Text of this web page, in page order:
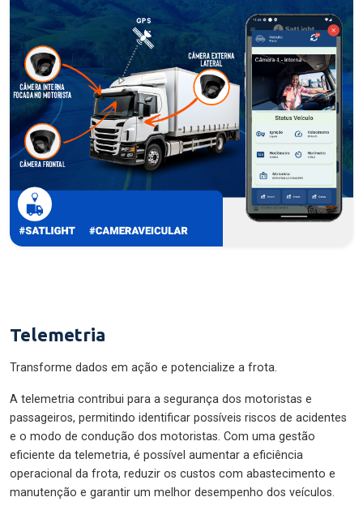
Telemetria
Transforme dados em ação e potencialize a frota.
A telemetria contribui para a segurança dos motoristas e
passageiros, permitindo identificar possíveis riscos de acidentes
e o modo de condução dos motoristas. Com uma gestão
eficiente da telemetria, é possível aumentar a eficiência
operacional da frota, reduzir os custos com abastecimento e
manutenção e garantir um melhor desempenho dos veículos.